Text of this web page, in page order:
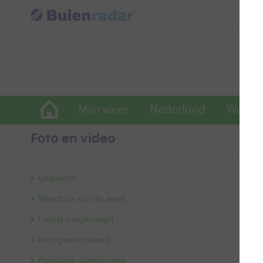
Mijn weer Nederland
Foto en video
Uitgelicht
Weerfoto van de week
Laatst toegevoegd
Best gewaardeerd
Populaire categorieën